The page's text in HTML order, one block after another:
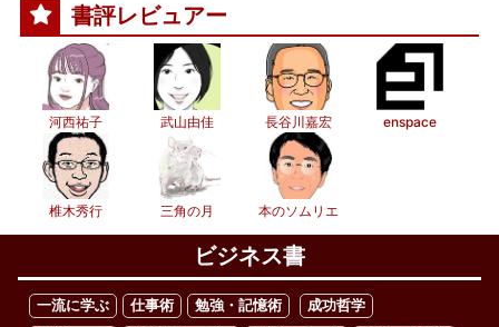
書評レビュアー
河西祐子 武山由佳 長谷川嘉宏 enspace
椎木秀行 三角の月 本のソムリエ
ビジネス書
一流に学ぶ 仕事術 勉強・記憶術
成功哲学